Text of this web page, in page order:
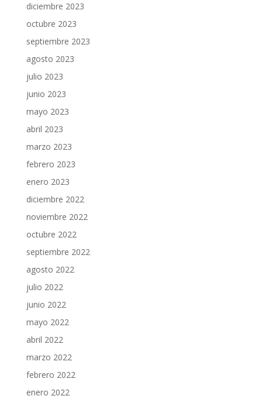
diciembre 2023
octubre 2023
septiembre 2023
agosto 2023
julio 2023
junio 2023
mayo 2023
abril 2023
marzo 2023
febrero 2023
enero 2023
diciembre 2022
noviembre 2022
octubre 2022
septiembre 2022
agosto 2022
julio 2022
junio 2022
mayo 2022
abril 2022
marzo 2022
febrero 2022
enero 2022